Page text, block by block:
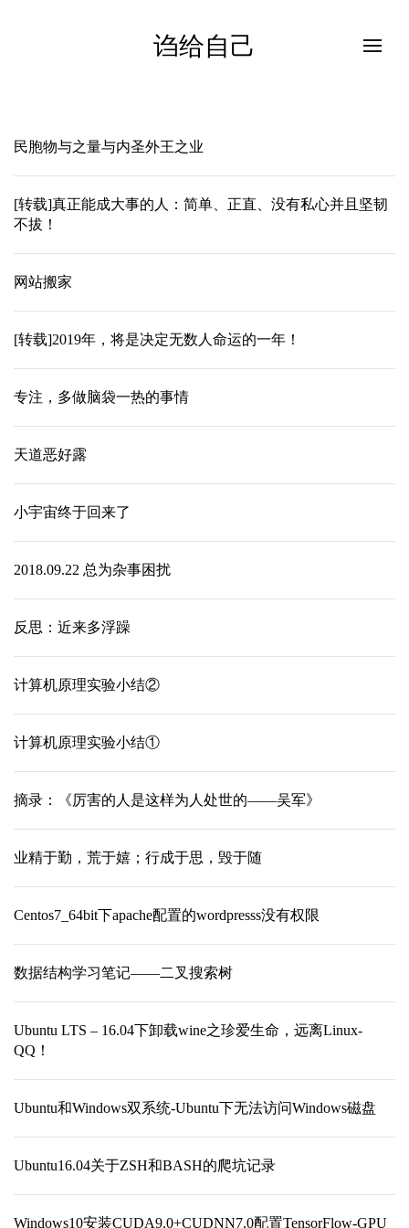
诌给自己
民胞物与之量与内圣外王之业
[转载]真正能成大事的人：简单、正直、没有私心并且坚韧
不拔！
网站搬家
[转载]2019年，将是决定无数人命运的一年！
专注，多做脑袋一热的事情
天道恶好露
小宇宙终于回来了
2018.09.22 总为杂事困扰
反思：近来多浮躁
计算机原理实验小结②
计算机原理实验小结①
摘录：《厉害的人是这样为人处世的——吴军》
业精于勤，荒于嬉；行成于思，毁于随
Centos7_64bit下apache配置的wordpresss没有权限
数据结构学习笔记——二叉搜索树
Ubuntu LTS – 16.04下卸载wine之珍爱生命，远离Linux-
QQ！
Ubuntu和Windows双系统-Ubuntu下无法访问Windows磁盘
Ubuntu16.04关于ZSH和BASH的爬坑记录
Windows10安装CUDA9.0+CUDNN7.0配置TensorFlow-GPU